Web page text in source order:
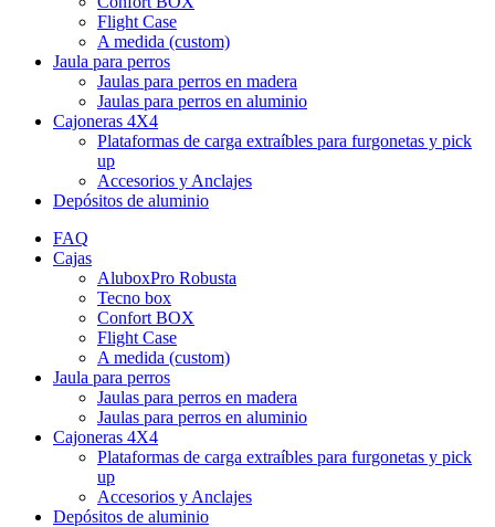
Flight Case
A medida (custom)
Jaula para perros
Jaulas para perros en madera
Jaulas para perros en aluminio
Cajoneras 4X4
Plataformas de carga extraíbles para furgonetas y pick
up
Accesorios y Anclajes
Depósitos de aluminio
FAQ
Cajas
AluboxPro Robusta
Tecno box
Confort BOX
Flight Case
A medida (custom)
Jaula para perros
Jaulas para perros en madera
Jaulas para perros en aluminio
Cajoneras 4X4
Plataformas de carga extraíbles para furgonetas y pick
up
Accesorios y Anclajes
Depósitos de aluminio